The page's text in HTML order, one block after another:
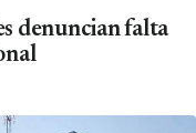
denuncian falta